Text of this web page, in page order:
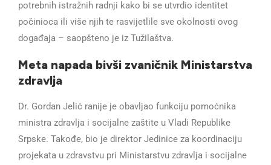
potrebnih istražnih radnji kako bi se utvrdio identitet
počinioca ili više njih te rasvijetlile sve okolnosti ovog
događaja – saopšteno je iz Tužilaštva.
Meta napada bivši zvaničnik Ministarstva
zdravlja
Dr. Gordan Jelić ranije je obavljao funkciju pomoćnika
ministra zdravlja i socijalne zaštite u Vladi Republike
Srpske. Takođe, bio je direktor Jedinice za koordinaciju
projekata u zdravstvu pri Ministarstvu zdravlja i socijalne